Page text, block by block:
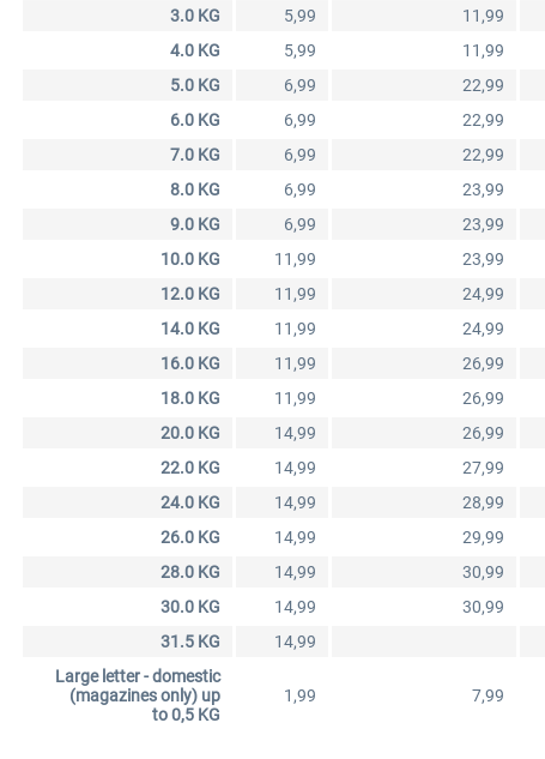
3.0 KG
5,99 11,99
4.0 KG
5,99 11,99
5.0 KG
6,99 22,99
6.0 KG
6,99 22,99
7.0 KG
6,99 22,99
8.0 KG
6,99 23,99
9.0 KG
6,99 23,99
10.0 KG
11,99 23,99
12.0 KG
11,99 24,99
14.0 KG
11,99 24,99
16.0 KG
11,99 26,99
18.0 KG
11,99 26,99
20.0 KG
14,99 26,99
22.0 KG
14,99 27,99
24.0 KG
14,99 28,99
26.0 KG
14,99 29,99
28.0 KG
14,99 30,99
30.0 KG
14,99 30,99
31.5 KG
14,99
Large letter - domestic
(magazines only) up
to 0,5 KG
1,99 7,99